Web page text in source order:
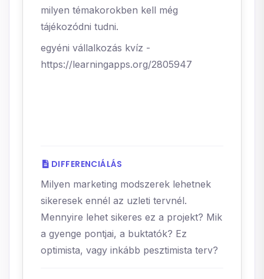
milyen témakorokben kell még
tájékozódni tudni.
egyéni vállalkozás kvíz -
https://learningapps.org/2805947
DIFFERENCIÁLÁS
Milyen marketing modszerek lehetnek
sikeresek ennél az uzleti tervnél.
Mennyire lehet sikeres ez a projekt? Mik
a gyenge pontjai, a buktatók? Ez
optimista, vagy inkább pesztimista terv?